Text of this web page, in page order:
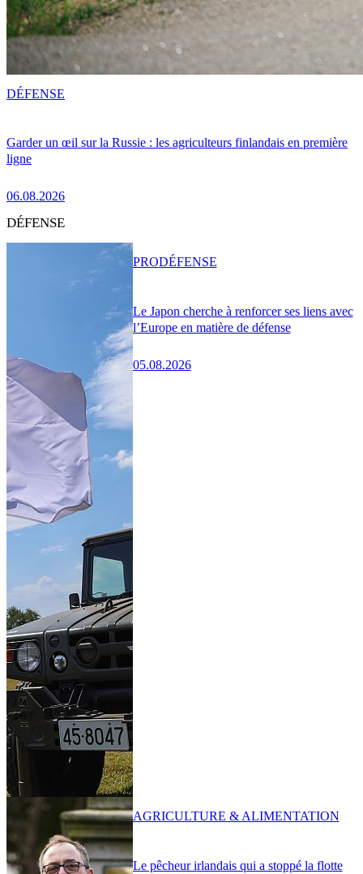
Garder un œil sur la Russie : les agriculteurs finlandais en première
ligne
06.08.2026
DÉFENSE
DÉFENSE
Le Japon cherche à renforcer ses liens avec
l’Europe en matière de défense
05.08.2026
PRODÉFENSE
Le pêcheur irlandais qui a stoppé la flotte
AGRICULTURE & ALIMENTATION